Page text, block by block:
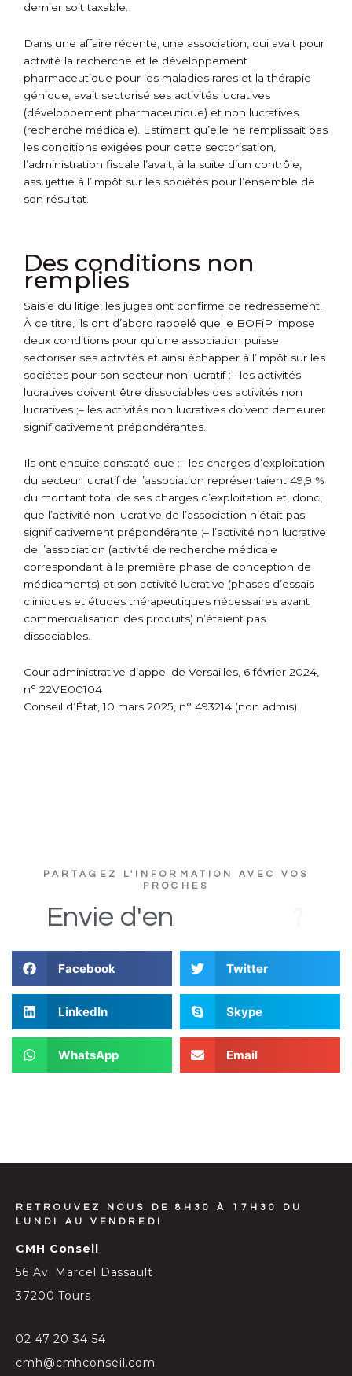
dernier soit taxable.
Dans une affaire récente, une association, qui avait pour
activité la recherche et le développement
pharmaceutique pour les maladies rares et la thérapie
génique, avait sectorisé ses activités lucratives
(développement pharmaceutique) et non lucratives
(recherche médicale). Estimant qu’elle ne remplissait pas
les conditions exigées pour cette sectorisation,
l’administration fiscale l’avait, à la suite d’un contrôle,
assujettie à l’impôt sur les sociétés pour l’ensemble de
son résultat.
Des conditions non
remplies
Saisie du litige, les juges ont confirmé ce redressement.
À ce titre, ils ont d’abord rappelé que le BOFiP impose
deux conditions pour qu’une association puisse
sectoriser ses activités et ainsi échapper à l’impôt sur les
sociétés pour son secteur non lucratif :– les activités
lucratives doivent être dissociables des activités non
lucratives ;– les activités non lucratives doivent demeurer
significativement prépondérantes.
Ils ont ensuite constaté que :– les charges d’exploitation
du secteur lucratif de l’association représentaient 49,9 %
du montant total de ses charges d’exploitation et, donc,
que l’activité non lucrative de l’association n’était pas
significativement prépondérante ;– l’activité non lucrative
de l’association (activité de recherche médicale
correspondant à la première phase de conception de
médicaments) et son activité lucrative (phases d’essais
cliniques et études thérapeutiques nécessaires avant
commercialisation des produits) n’étaient pas
dissociables.
Cour administrative d’appel de Versailles, 6 février 2024,
n° 22VE00104
Conseil d’État, 10 mars 2025, n° 493214 (non admis)
PARTAGEZ L'INFORMATION AVEC VOS
PROCHES
Envie d'en
Facebook Twitter
LinkedIn Skype
WhatsApp Email
RETROUVEZ NOUS DE 8H30 À 17H30 DU
LUNDI AU VENDREDI
CMH Conseil
56 Av. Marcel Dassault
37200 Tours
02 47 20 34 54
cmh@cmhconseil.com